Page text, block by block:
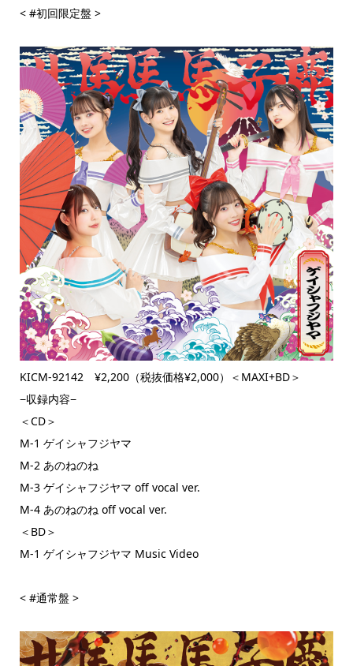
< #初回限定盤 >
KICM-92142 ¥2,200（税抜価格¥2,000）＜MAXI+BD＞
−収録内容−
＜CD＞
M-1 ゲイシャフジヤマ
M-2 あのねのね
M-3 ゲイシャフジヤマ off vocal ver.
M-4 あのねのね off vocal ver.
＜BD＞
M-1 ゲイシャフジヤマ Music Video
< #通常盤 >